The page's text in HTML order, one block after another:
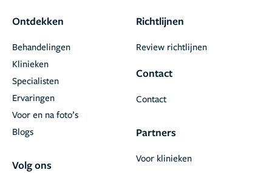
Ontdekken
Behandelingen
Klinieken
Specialisten
Ervaringen
Voor en na foto’s
Blogs
Volg ons
Richtlijnen
Review richtlijnen
Contact
Contact
Partners
Voor klinieken